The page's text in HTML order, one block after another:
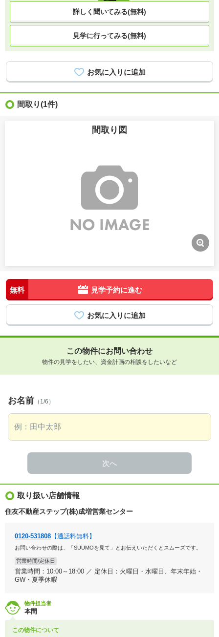
詳しく聞いてみる(無料)
見学に行ってみる(無料)
間取り(1件)
間取り図
無料 見学予約に進む
この物件にお問い合わせ
物件の見学をしたい、資金計画の相談をしたいなど
お名前 （1/6）
次へ
取り扱い店舗情報
住友不動産ステップ(株)成増営業センター
0120-531808 【通話料無料】
お問い合わせの際は、「SUUMOを見て」とお伝えいただくとスムーズです。
営業時間/定休日
営業時間：10:00～18:00 ／ 定休日：火曜日・水曜日、年末年始・
GW・夏季休暇
物件担当者
本間
この物件について